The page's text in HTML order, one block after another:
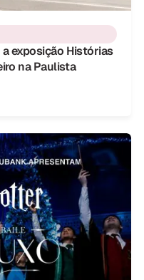
exposição Histórias
na Paulista